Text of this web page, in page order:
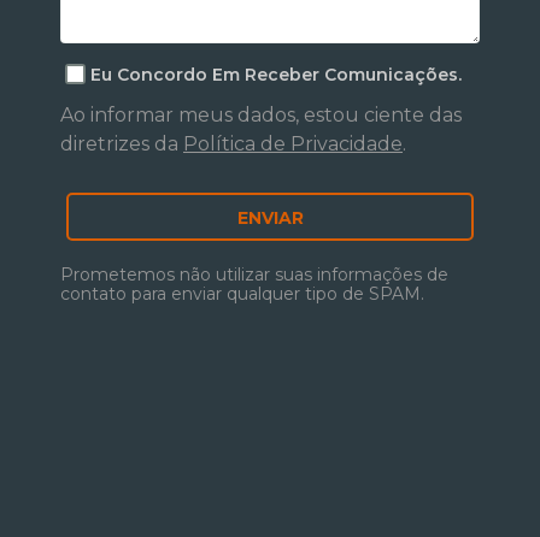
Eu Concordo Em Receber Comunicações.
Ao informar meus dados, estou ciente das
diretrizes da Política de Privacidade.
ENVIAR
Prometemos não utilizar suas informações de
contato para enviar qualquer tipo de SPAM.